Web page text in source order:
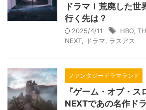
ドラマ！荒廃した世
行く先は？
2025/4/11 HBO
NEXT
ドラマ ラスアス
ファンタジードラマランド
『ゲーム・オブ・
NEXTであの名作ド